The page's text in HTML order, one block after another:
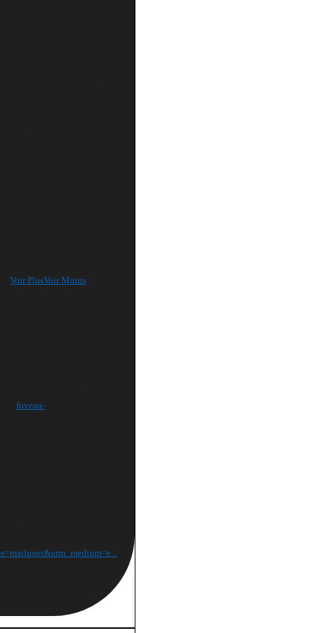
et Fuvelaines en ce SEUL
qui propose de
les valeurs et projets que
association.
avons participés, et les
d'un "tract" synthétisant
Voir PlusVoir Moins
et que nos valeurs –
fuveau-
risque que vous avez mis en
sur la Tèze, dans le centre